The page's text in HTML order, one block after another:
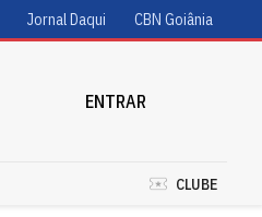
Jornal Daqui CBN Goiânia
ENTRAR
CLUBE